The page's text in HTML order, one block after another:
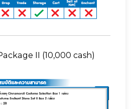
II (10,000 cash)